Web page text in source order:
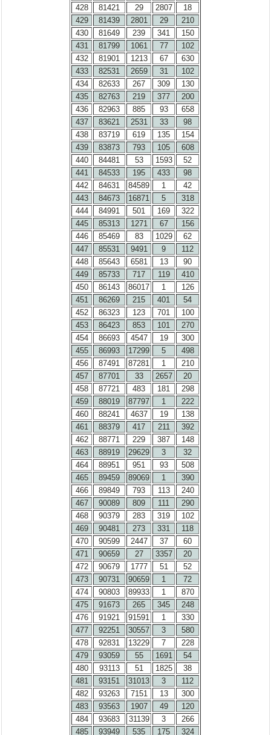
428
81421 29 2807
18
429
81439 2801 29
210
430
81649 239 341
150
431
81799 1061 77
102
432
81901 1213 67
630
433
82531 2659 31
102
434
82633 267 309
130
435
82763 219 377
200
436
82963 885 93
658
437
83621 2531 33
98
438
83719 619 135
154
439
83873 793 105
608
440
84481 53 1593
52
441
84533 195 433
98
442
84631 84589 1
42
443
84673 16871 5
318
444
84991 501 169
322
445
85313 1271 67
156
446
85469 83 1029
62
447
85531 9491 9
112
448
85643 6581 13
90
449
85733 717 119
410
450
86143 86017 1
126
451
86269 215 401
54
452
86323 123 701
100
453
86423 853 101
270
454
86693 4547 19
300
455
86993 17299 5
498
456
87491 87281 1
210
457
87701 33 2657
20
458
87721 483 181
298
459
88019 87797 1
222
460
88241 4637 19
138
461
88379 417 211
392
462
88771 229 387
148
463
88919 29629 3
32
464
88951 951 93
508
465
89459 89069 1
390
466
89849 793 113
240
467
90089 809 111
290
468
90379 283 319
102
469
90481 273 331
118
470
90599 2447 37
60
471
90659 27 3357
20
472
90679 1777 51
52
473
90731 90659 1
72
474
90803 89933 1
870
475
91673 265 345
248
476
91921 91591 1
330
477
92251 30557 3
580
478
92831 13229 7
228
479
93059 55 1691
54
480
93113 51 1825
38
481
93151 31013 3
112
482
93263 7151 13
300
483
93563 1907 49
120
484
93683 31139 3
266
485
93949 535 175 324